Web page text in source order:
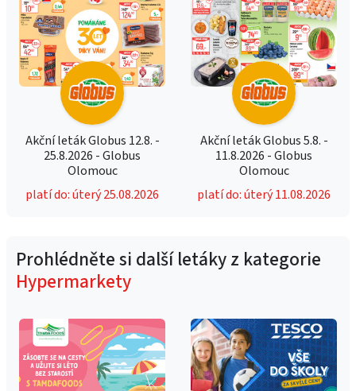
Akční leták Globus 12.8. -
25.8.2026 - Globus
Olomouc
platí do: úterý 25.08.2026
Akční leták Globus 5.8. -
11.8.2026 - Globus
Olomouc
platí do: úterý 11.08.2026
Prohlédněte si další letáky z kategorie
Hypermarkety